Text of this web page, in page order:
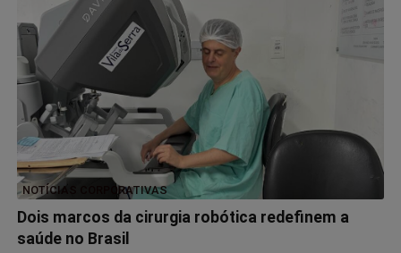
NOTÍCIAS CORPORATIVAS
Dois marcos da cirurgia robótica redefinem a
saúde no Brasil